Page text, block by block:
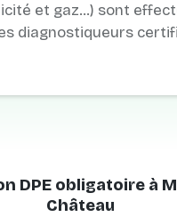
et gaz…) sont
diagnostiqueurs
DPE obligatoire à
Château